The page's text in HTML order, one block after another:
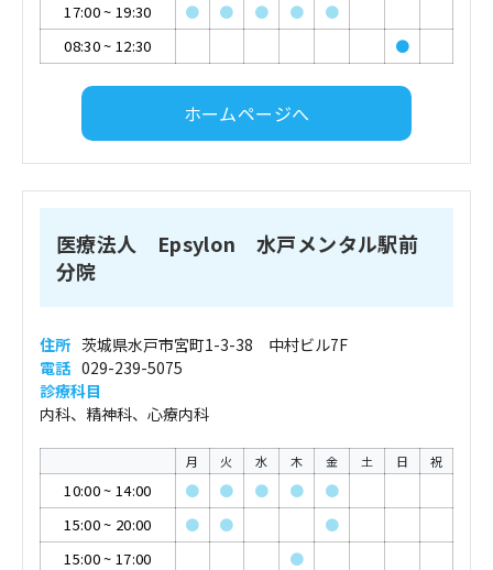
17:00~ 19:30 ● ● ● ●
●
08:30~ 12:30 ●
ホームページへ
医療法人 Epsylon 水戸メンタル駅前
分院
住所 茨城県水戸市宮町1-3-38 中村ビル7F
電話 029-239-5075
診療科目
内科、精神科、心療内科
月 火 水 木 金 土 日 祝
10:00~ 14:00 ● ● ● ●
●
15:00~ 20:00 ● ●
●
15:00~ 17:00
●